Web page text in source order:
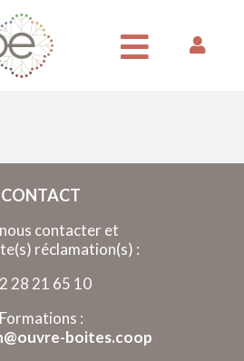
CONTACT
contacter et
réclamation(s) :
28 21 65 10
Formations :
boites.coop